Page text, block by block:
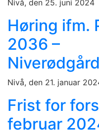
Nivå, den 25. juni 2024
Høring ifm.
2036 –
Nivå, den 21. januar
Frist for
februar